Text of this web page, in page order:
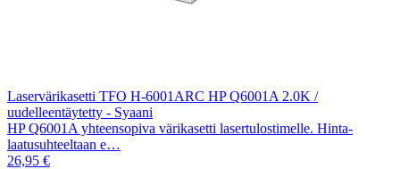
Laservärikasetti TFO H-6001ARC HP Q6001A 2.0K /
uudelleentäytetty - Syaani
HP Q6001A yhteensopiva värikasetti lasertulostimelle. Hinta-
laatusuhteeltaan e…
26,95 €